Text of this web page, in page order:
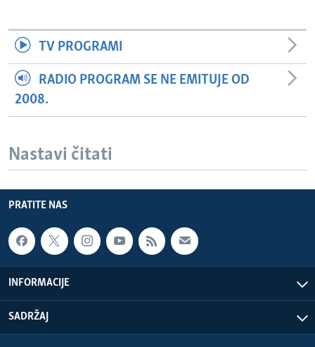
TV PROGRAMI
RADIO PROGRAM SE NE EMITUJE OD
2008.
Nastavi čitati
PRATITE NAS
INFORMACIJE
SADRŽAJ